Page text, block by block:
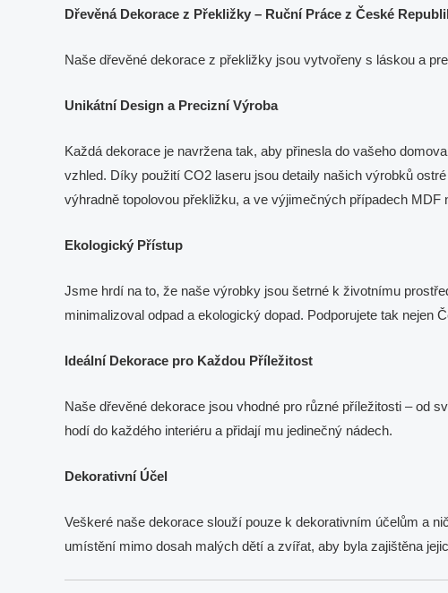
Dřevěná Dekorace z Překližky – Ruční Práce z České
Naše dřevěné dekorace z překližky jsou vytvořeny s láskou a
Unikátní Design a Precizní Výroba
Každá dekorace je navržena tak, aby přinesla do vašeho
vzhled. Díky použití CO2 laseru jsou detaily našich výrobků
výhradně topolovou překližku, a ve výjimečných případech MDF
Ekologický Přístup
Jsme hrdí na to, že naše výrobky jsou šetrné k životnímu
minimalizoval odpad a ekologický dopad. Podporujete tak nejen
Ideální Dekorace pro Každou Příležitost
Naše dřevěné dekorace jsou vhodné pro různé příležitosti – od
hodí do každého interiéru a přidají mu jedinečný nádech.
Dekorativní Účel
Veškeré naše dekorace slouží pouze k dekorativním účelům a
umístění mimo dosah malých dětí a zvířat, aby byla zajištěna